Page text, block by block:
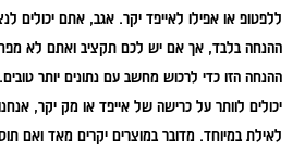
ללפטופ או אפילו לאייפד יקר. אגב, אתם
ההנחה בלבד, אך אם יש לכם תקציב ואתם לא
ההנחה הזו כדי לרכוש מחשב עם נתונים יותר
יכולים לוותר על כרישה של אייפד או מק יקר,
לאילת במיוחד. מדובר במוצרים יקרים מאד ואם